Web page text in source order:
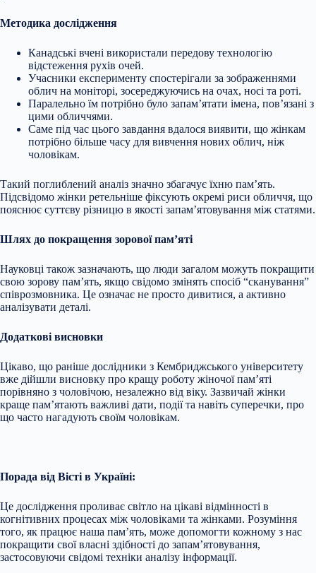
Методика дослідження
Канадські вчені використали передову технологію
відстеження рухів очей.
Учасники експерименту спостерігали за зображеннями
облич на моніторі, зосереджуючись на очах, носі та роті.
Паралельно їм потрібно було запам’ятати імена, пов’язані з
цими обличчями.
Саме під час цього завдання вдалося виявити, що жінкам
потрібно більше часу для вивчення нових облич, ніж
чоловікам.
Такий поглиблений аналіз значно збагачує їхню пам’ять.
Підсвідомо жінки ретельніше фіксують окремі риси обличчя, що
пояснює суттєву різницю в якості запам’ятовування між статями.
Шлях до покращення зорової пам’яті
Науковці також зазначають, що люди загалом можуть покращити
свою зорову пам’ять, якщо свідомо змінять спосіб “сканування”
співрозмовника. Це означає не просто дивитися, а активно
аналізувати деталі.
Додаткові висновки
Цікаво, що раніше дослідники з Кембриджського університету
вже дійшли висновку про кращу роботу жіночої пам’яті
порівняно з чоловічою, незалежно від віку. Зазвичай жінки
краще пам’ятають важливі дати, події та навіть суперечки, про
що часто нагадують своїм чоловікам.
Порада від Вісті в Україні:
Це дослідження проливає світло на цікаві відмінності в
когнітивних процесах між чоловіками та жінками. Розуміння
того, як працює наша пам’ять, може допомогти кожному з нас
покращити свої власні здібності до запам’ятовування,
застосовуючи свідомі техніки аналізу інформації.